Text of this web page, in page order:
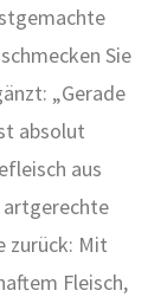
Sie
„Gera­de
abso­lut
aus
art­ge­rech­te
zurück: Mit
Fleisch,